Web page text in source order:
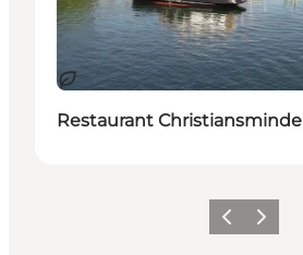
Bæredygtige oplevelser
Restaurant Christiansminde
ForrigeNæste